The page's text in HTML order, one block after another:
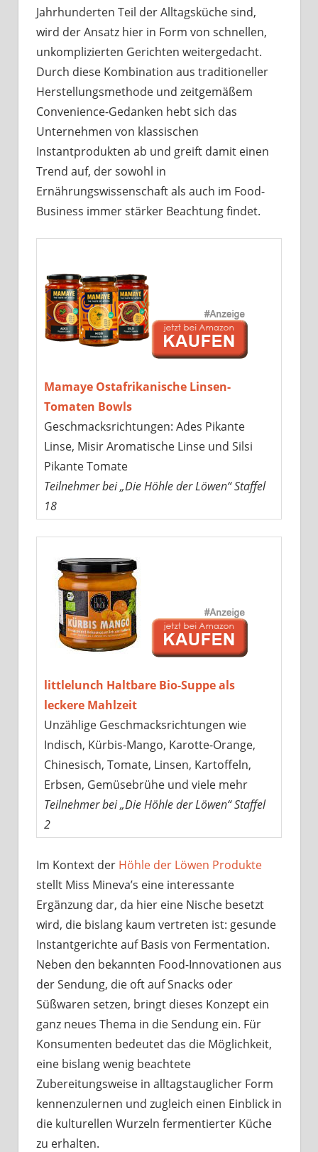
Jahrhunderten Teil der Alltagsküche sind,
wird der Ansatz hier in Form von schnellen,
unkomplizierten Gerichten weitergedacht.
Durch diese Kombination aus traditioneller
Herstellungsmethode und zeitgemäßem
Convenience-Gedanken hebt sich das
Unternehmen von klassischen
Instantprodukten ab und greift damit einen
Trend auf, der sowohl in
Ernährungswissenschaft als auch im Food-
Business immer stärker Beachtung findet.
Mamaye Ostafrikanische Linsen-
Tomaten Bowls
Geschmacksrichtungen: Ades Pikante
Linse, Misir Aromatische Linse und Silsi
Pikante Tomate
Teilnehmer bei „Die Höhle der Löwen“ Staffel
18
littlelunch Haltbare Bio-Suppe als
leckere Mahlzeit
Unzählige Geschmacksrichtungen wie
Indisch, Kürbis-Mango, Karotte-Orange,
Chinesisch, Tomate, Linsen, Kartoffeln,
Erbsen, Gemüsebrühe und viele mehr
Teilnehmer bei „Die Höhle der Löwen“ Staffel
2
Im Kontext der Höhle der Löwen Produkte
stellt Miss Mineva’s eine interessante
Ergänzung dar, da hier eine Nische besetzt
wird, die bislang kaum vertreten ist: gesunde
Instantgerichte auf Basis von Fermentation.
Neben den bekannten Food-Innovationen aus
der Sendung, die oft auf Snacks oder
Süßwaren setzen, bringt dieses Konzept ein
ganz neues Thema in die Sendung ein. Für
Konsumenten bedeutet das die Möglichkeit,
eine bislang wenig beachtete
Zubereitungsweise in alltagstauglicher Form
kennenzulernen und zugleich einen Einblick in
die kulturellen Wurzeln fermentierter Küche
zu erhalten.